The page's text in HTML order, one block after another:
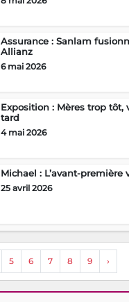
Assurance : Sanlam
Allianz
6 mai 2026
Exposition : Mères trop tôt,
tard
4 mai 2026
Michael : L’avant-première
25 avril 2026
5 6 7 8 9 ›